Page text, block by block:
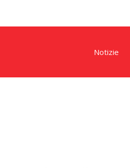
Notizie